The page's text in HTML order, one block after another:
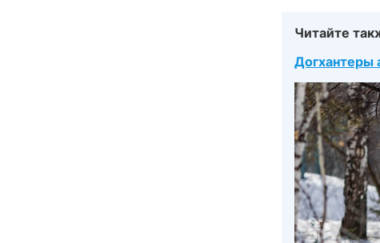
Читайте
Догхантеры